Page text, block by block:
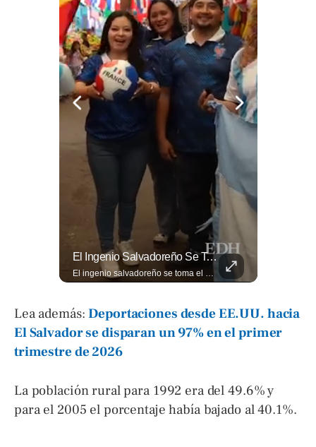
El Ingenio Salvadoreño Se Toma El Mercado Dueñas De Cara Al Mundial 2026.
El ingenio salvadoreño se toma el Mercado Dueñas de cara al Mundial 2026. Los comerciantes transformaron los 13 pasillos en una fiesta futbolística que incluye desde banderas gigantes hasta representaciones Lee más ➡️ eldiariodehoy.com
Lea además:Deportaciones desde EE.UU. hacia
El Salvador se disparan un 97% en el primer
trimestre de 2026
La población rural para 1992 era del 49.6% y
para el 2005 el porcentaje había bajado al 40.1%.